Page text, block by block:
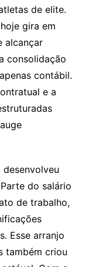
de elite.
gira em
alcançar
consolidação
contábil.
e a
do salário
de trabalho,
Esse arranjo
também criou